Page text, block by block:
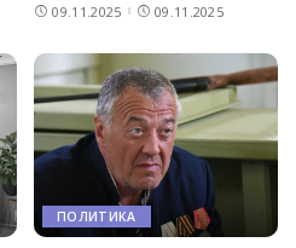
09.11.2025 09.11.2025
ПОЛИТИКА